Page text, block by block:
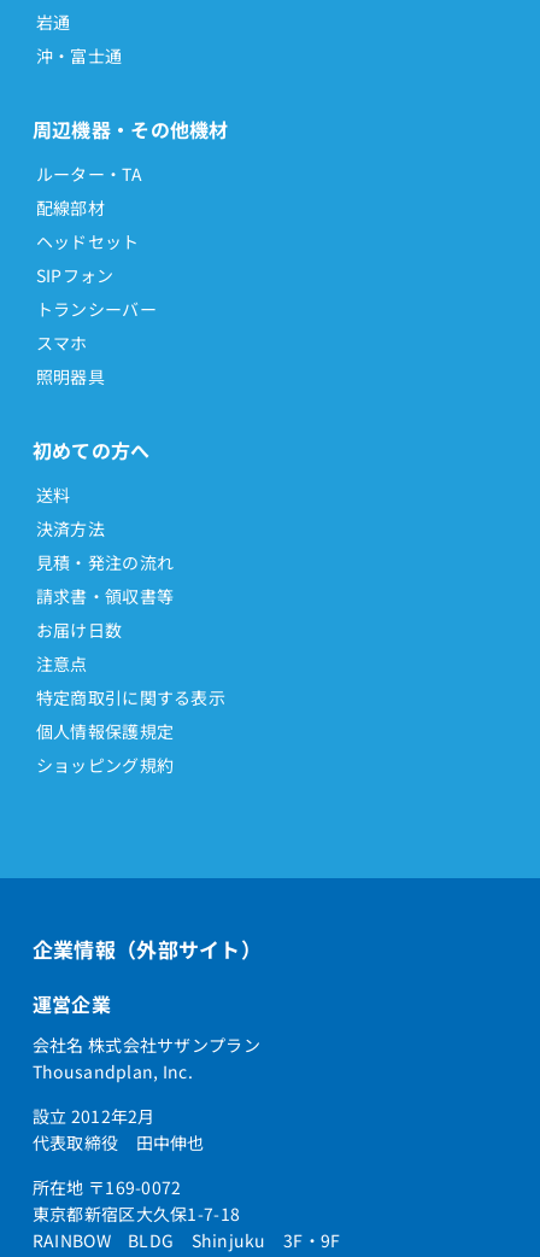
岩通
沖・富士通
周辺機器・その他機材
ルーター・TA
配線部材
ヘッドセット
SIPフォン
トランシーバー
スマホ
照明器具
初めての方へ
送料
決済方法
見積・発注の流れ
請求書・領収書等
お届け日数
注意点
特定商取引に関する表示
個人情報保護規定
ショッピング規約
企業情報（外部サイト）
運営企業
会社名 株式会社サザンプラン
Thousandplan, Inc.
設立 2012年2月
代表取締役 田中伸也
所在地 〒169-0072
東京都新宿区大久保1-7-18
RAINBOW BLDG Shinjuku 3F・9F